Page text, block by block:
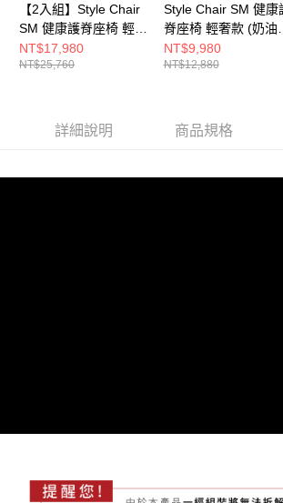
【2入組】Style Chair
SM 健康護脊座椅 輕奢
款 (森林綠+森林綠) 兩
入
NT$17,980
NT$25,760
Style Chair SM 健康
脊座椅 輕奢款 (奶油
白/森林綠)
NT$9,980
NT$12,880
詳細說明 商品規格